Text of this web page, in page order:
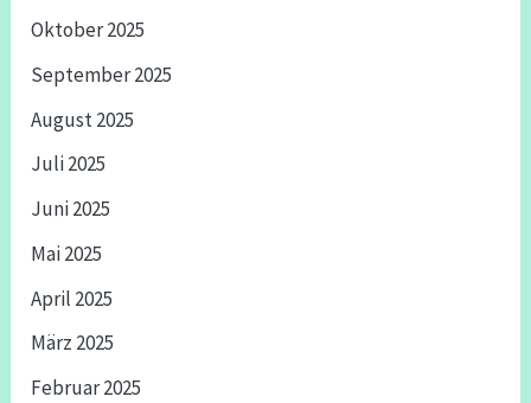
Oktober 2025
September 2025
August 2025
Juli 2025
Juni 2025
Mai 2025
April 2025
März 2025
Februar 2025